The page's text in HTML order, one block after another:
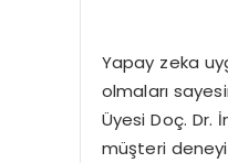
Yapay zeka
olmaları
Üyesi Doç. Dr.
müşteri